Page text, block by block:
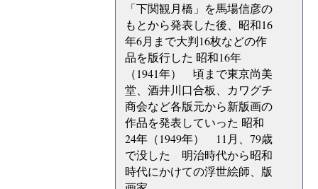
「下関観月橋」を馬場信彦の
もとから発表した後、昭和16
年6月まで大判16枚などの作
品を版行した 昭和16年
（1941年） 頃まで東京尚美
堂、酒井川口合板、カワグチ
商会など各版元から新版画の
作品を発表していった 昭和
24年（1949年） 11月、79歳
で没した 明治時代から昭和
時代にかけての浮世絵師、版